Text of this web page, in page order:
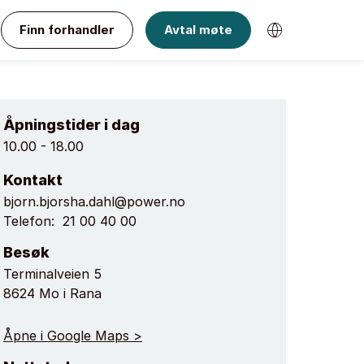
Finn forhandler Avtal møte
Åpningstider i dag
10.00 - 18.00
Kontakt
bjorn.bjorsha.dahl@power.no
Telefon: 21 00 40 00
Besøk
Terminalveien 5
8624 Mo i Rana
Åpne i Google Maps >